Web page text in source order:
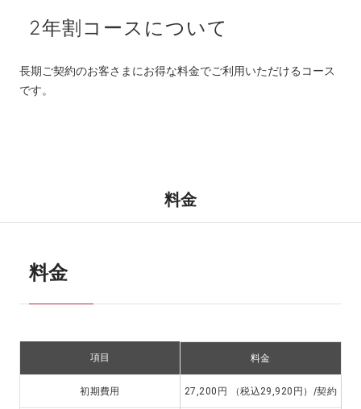
2年割コースについて
長期ご契約のお客さまにお得な料金でご利用いただけるコース
です。
料金
料金
項目 料金
初期費用 27,200 円 （税込29,920 円）/契約